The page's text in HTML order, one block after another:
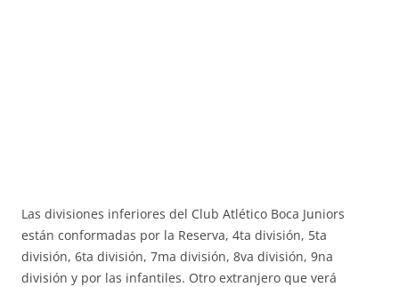
Las divisiones inferiores del Club Atlético Boca Juniors
están conformadas por la Reserva, 4ta división, 5ta
división, 6ta división, 7ma división, 8va división, 9na
división y por las infantiles. Otro extranjero que verá